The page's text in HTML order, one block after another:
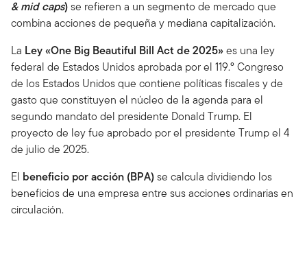
& mid caps)se refieren a un segmento de mercado que
combina acciones de pequeña y mediana capitalización.
La Ley «One Big Beautiful Bill Act de 2025»es una ley
federal de Estados Unidos aprobada por el 119.º Congreso
de los Estados Unidos que contiene políticas fiscales y de
gasto que constituyen el núcleo de la agenda para el
segundo mandato del presidente Donald Trump. El
proyecto de ley fue aprobado por el presidente Trump el 4
de julio de 2025.
El beneficio por acción (BPA)se calcula dividiendo los
beneficios de una empresa entre sus acciones ordinarias en
circulación.